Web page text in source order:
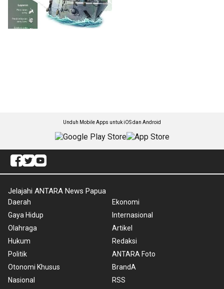
Unduh Mobile Apps untuk iOS dan Android
Jelajahi ANTARA News Papua
Daerah
Gaya Hidup
Olahraga
Hukum
Politik
Otonomi Khusus
Nasional
Ekonomi
Internasional
Artikel
Redaksi
ANTARA Foto
BrandA
RSS